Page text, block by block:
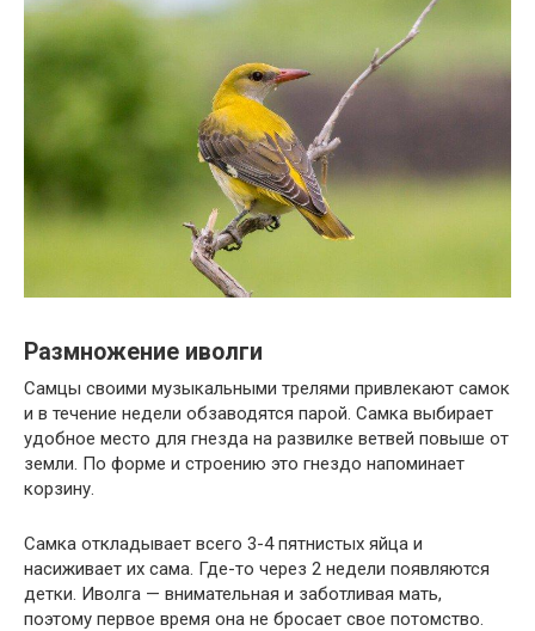
Размножение иволги
Самцы своими музыкальными трелями привлекают самок
и в течение недели обзаводятся парой. Самка выбирает
удобное место для гнезда на развилке ветвей повыше от
земли. По форме и строению это гнездо напоминает
корзину.
Самка откладывает всего 3-4 пятнистых яйца и
насиживает их сама. Где-то через 2 недели появляются
детки. Иволга — внимательная и заботливая мать,
поэтому первое время она не бросает свое потомство.